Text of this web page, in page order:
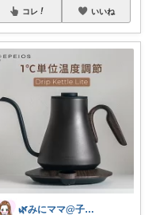
コレ いいね
🌿みにママ@子育て×暮らしを楽しむ🌿